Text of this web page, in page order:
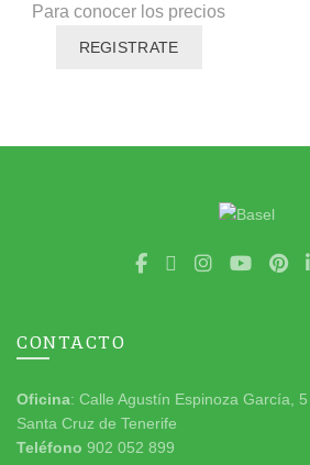
Para conocer los precios
REGISTRATE
CONTACTO
Oficina: Calle Agustín Espinoza García,
Santa Cruz de Tenerife
Teléfono 902 052 899